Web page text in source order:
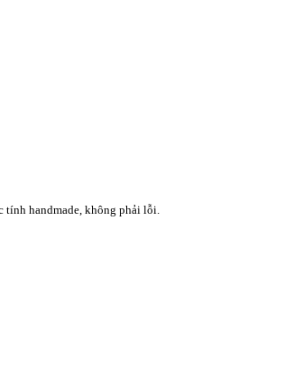
handmade, không phải lỗi.